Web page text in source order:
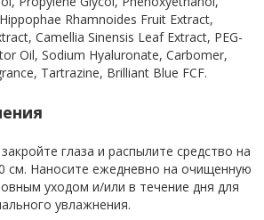
Rhamnoides Fruit Extract,
Camellia Sinensis Leaf Extract, PEG-
Oil, Sodium Hyaluronate, Carbomer,
Tartrazine, Brilliant Blue FCF.
глаза и распылите средство на
см. Наносите ежедневно на очищенную
уходом и/или в течение дня для
увлажнения.